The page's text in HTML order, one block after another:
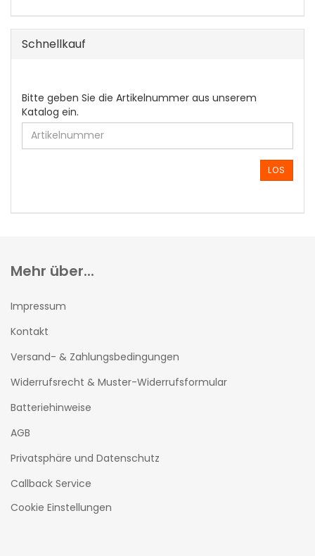
Schnellkauf
BITTE
GEBEN
SIE
DIE
ARTIKELNUMMER
EIN.
Bitte geben Sie die Artikelnummer aus unserem
Katalog ein.
LOS
Mehr über...
Impressum
Kontakt
Versand- & Zahlungsbedingungen
Widerrufsrecht & Muster-Widerrufsformular
Batteriehinweise
AGB
Privatsphäre und Datenschutz
Callback Service
Cookie Einstellungen